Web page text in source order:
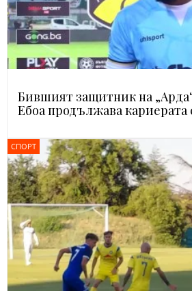
Бившият защитник на
Ебоа продължава
СПОРТ